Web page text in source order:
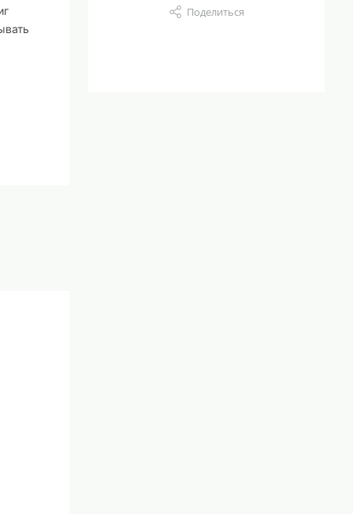
Поделиться